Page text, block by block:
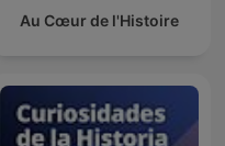
Au Cœur de l'Histoire